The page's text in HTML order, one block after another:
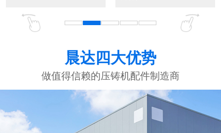
晨达四大优势
做值得信赖的压铸机配件制造商